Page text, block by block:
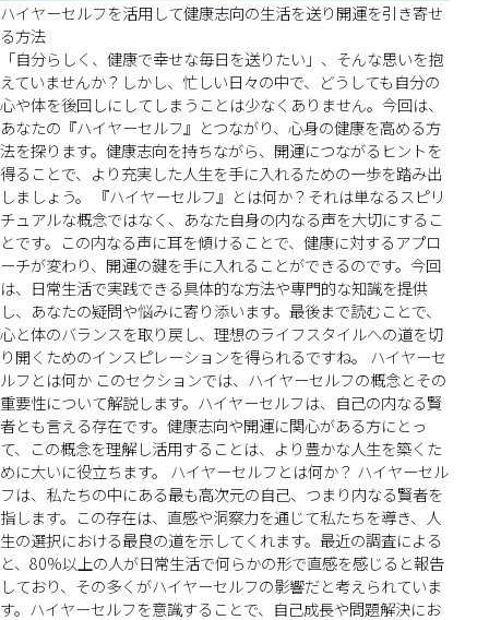
ハイヤーセルフを活用して健康志向の生活を送り開運を引き寄せ
る方法
「自分らしく、健康で幸せな毎日を送りたい」、そんな思いを抱
えていませんか？しかし、忙しい日々の中で、どうしても自分の
心や体を後回しにしてしまうことは少なくありません。今回は、
あなたの『ハイヤーセルフ』とつながり、心身の健康を高める方
法を探ります。健康志向を持ちながら、開運につながるヒントを
得ることで、より充実した人生を手に入れるための一歩を踏み出
しましょう。 『ハイヤーセルフ』とは何か？それは単なるスピリ
チュアルな概念ではなく、あなた自身の内なる声を大切にするこ
とです。この内なる声に耳を傾けることで、健康に対するアプロ
ーチが変わり、開運の鍵を手に入れることができるのです。今回
は、日常生活で実践できる具体的な方法や専門的な知識を提供
し、あなたの疑問や悩みに寄り添います。最後まで読むことで、
心と体のバランスを取り戻し、理想のライフスタイルへの道を切
り開くためのインスピレーションを得られるですね。 ハイヤーセ
ルフとは何か このセクションでは、ハイヤーセルフの概念とその
重要性について解説します。ハイヤーセルフは、自己の内なる賢
者とも言える存在です。健康志向や開運に関心がある方にとっ
て、この概念を理解し活用することは、より豊かな人生を築くた
めに大いに役立ちます。 ハイヤーセルフとは何か？ ハイヤーセル
フは、私たちの中にある最も高次元の自己、つまり内なる賢者を
指します。この存在は、直感や洞察力を通じて私たちを導き、人
生の選択における最良の道を示してくれます。最近の調査による
と、80%以上の人が日常生活で何らかの形で直感を感じると報告
しており、その多くがハイヤーセルフの影響だと考えられていま
す。ハイヤーセルフを意識することで、自己成長や問題解決にお